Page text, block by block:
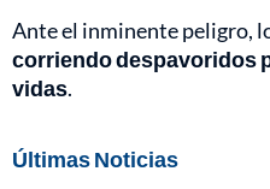
Ante el inminente peligro,
corriendo despavoridos
vidas.
Últimas Noticias